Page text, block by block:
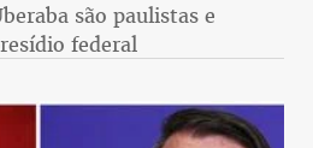
são paulistas e
federal